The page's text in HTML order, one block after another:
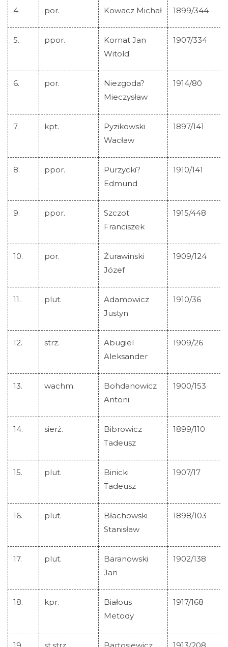
Strona główna
Historia Krzyża
Lista Krzyży M.C.
Galeria
4. por. Kowacz Michał 1899/344
5. ppor.
Kornat Jan
Witold
1907/334
6. por.
Niezgoda?
Mieczysław
1914/80
7. kpt.
Pyzikowski
Wacław
1897/141
8. ppor.
Purzycki?
Edmund
1910/141
9. ppor.
Szczot
Franciszek
1915/448
10. por.
Żurawinski
Józef
1909/124
11. plut.
Adamowicz
Justyn
1910/36
12. strz.
Abugiel
Aleksander
1909/26
13. wachm.
Bohdanowicz
Antoni
1900/153
14. sierż.
Bibrowicz
Tadeusz
1899/110
15. plut.
Binicki
Tadeusz
1907/17
16. plut.
Błachowski
Stanisław
1898/103
17. plut.
Baranowski
Jan
1902/138
18. kpr.
Białous
Metody
1917/168